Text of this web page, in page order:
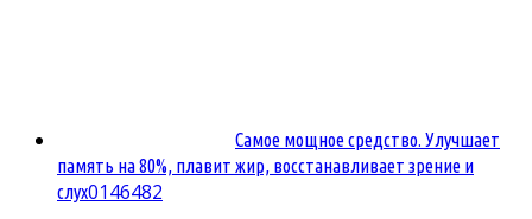
Самое мощное средство. Улучшает
память на 80%, плавит жир, восстанавливает зрение и
слух0146482